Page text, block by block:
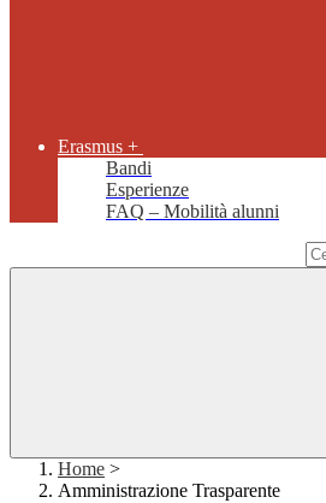
Erasmus +
Bandi
Esperienze
FAQ – Mobilità alunni
Home >
Amministrazione Trasparente